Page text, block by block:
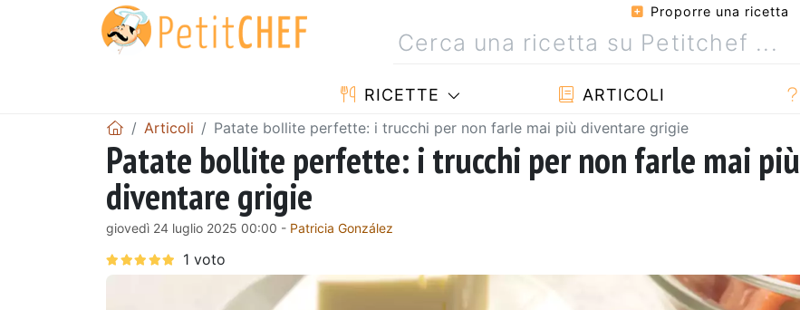
Proporre una ricetta
RICETTE ARTICOLI
Articoli Patate bollite perfette: i trucchi per non farle mai più diventare grigie
Patate bollite perfette: i trucchi per non farle mai più
diventare grigie
giovedì 24 luglio 2025 00:00 - Patricia González